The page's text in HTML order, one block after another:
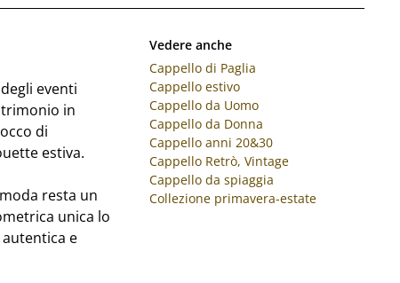
eventi
in
di
estiva.
resta un
unica lo
e
Vedere anche
Cappello di Paglia
Cappello estivo
Cappello da Uomo
Cappello da Donna
Cappello anni 20&30
Cappello Retrò, Vintage
Cappello da spiaggia
Collezione primavera-estate